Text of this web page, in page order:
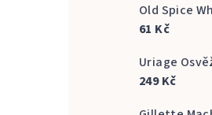
61 Kč
249 Kč